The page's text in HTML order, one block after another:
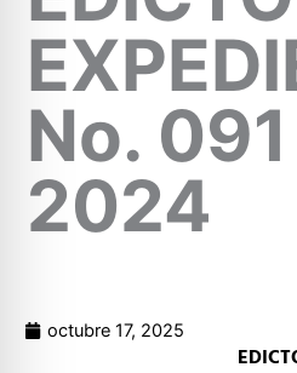
No.
2024
octubre 17, 2025